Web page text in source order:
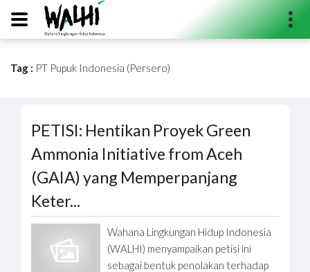
Search...
Tag : PT Pupuk Indonesia (Persero)
PETISI: Hentikan Proyek Green
Ammonia Initiative from Aceh
(GAIA) yang Memperpanjang
Keter...
Wahana Lingkungan Hidup Indonesia
(WALHI) menyampaikan petisi ini
sebagai bentuk penolakan terhadap